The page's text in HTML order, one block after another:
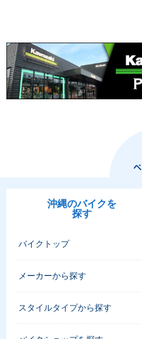
沖縄のバイクを
探す
バイクトップ
メーカーから探す
スタイルタイプから探す